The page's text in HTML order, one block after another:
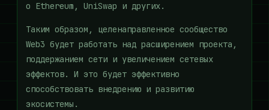
о Ethereum, UniSwap и других.
Таким образом, целенаправленное сообщество
Web3 будет работать над расширением проекта,
поддержанием сети и увеличением сетевых
эффектов. И это будет эффективно
способствовать внедрению и развитию
экосистемы.